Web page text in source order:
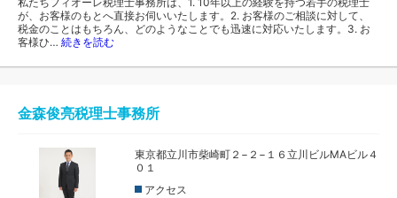
が、お客様のもとへ直接お伺いいたします。2. お客様のご相談に対して、
税金のことはもちろん、どのようなことでも迅速に対応いたします。3. お
客様ひ… 続きを読む
金森俊亮税理士事務所
東京都立川市柴崎町２−２−１６立川ビルMAビル４
０１
アクセス